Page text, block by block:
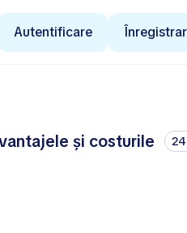
Autentificare
și costurile